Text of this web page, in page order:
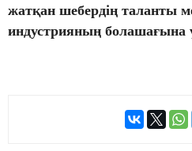
жатқан шебердің таланты
индустрияның болашағына